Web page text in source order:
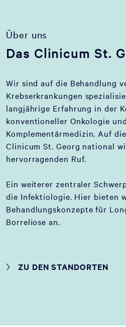
Über uns
Das Clinicum St.
Wir sind auf die Behandlung
Krebserkrankungen
langjährige Erfahrung in der
konventioneller Onkologie
Komplementärmedizin. Auf
Clinicum St. Georg national
hervorragenden Ruf.
Ein weiterer zentraler
die Infektiologie. Hier bieten
Behandlungskonzepte für
Borreliose an.
ZU DEN STANDORTEN